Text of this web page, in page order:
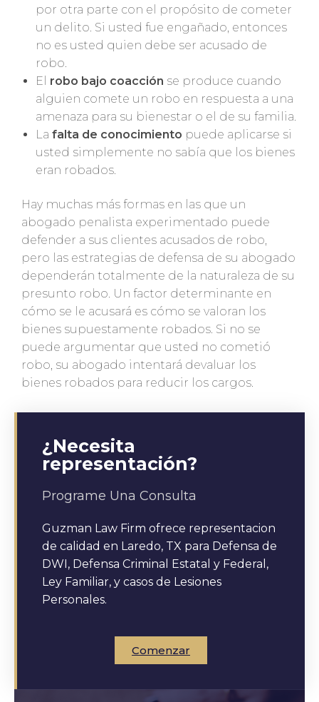
por otra parte con el propósito de cometer
un delito. Si usted fue engañado, entonces
no es usted quien debe ser acusado de
robo.
El robo bajo coacción se produce cuando
alguien comete un robo en respuesta a una
amenaza para su bienestar o el de su familia.
La falta de conocimiento puede aplicarse si
usted simplemente no sabía que los bienes
eran robados.
Hay muchas más formas en las que un
abogado penalista experimentado puede
defender a sus clientes acusados de robo,
pero las estrategias de defensa de su abogado
dependerán totalmente de la naturaleza de su
presunto robo. Un factor determinante en
cómo se le acusará es cómo se valoran los
bienes supuestamente robados. Si no se
puede argumentar que usted no cometió
robo, su abogado intentará devaluar los
bienes robados para reducir los cargos.
¿Necesita
representación?
Programe Una Consulta
Guzman Law Firm ofrece representacion
de calidad en Laredo, TX para Defensa de
DWI, Defensa Criminal Estatal y Federal,
Ley Familiar, y casos de Lesiones
Personales.
Comenzar